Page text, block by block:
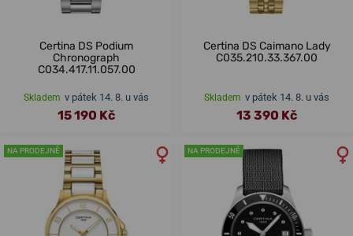
Certina DS Podium
Chronograph
C034.417.11.057.00
Skladem v pátek 14. 8. u vás
15 190 Kč
Certina DS Caimano Lady
C035.210.33.367.00
Skladem v pátek 14. 8. u vás
13 390 Kč
NA PRODEJNĚ NA PRODEJNĚ